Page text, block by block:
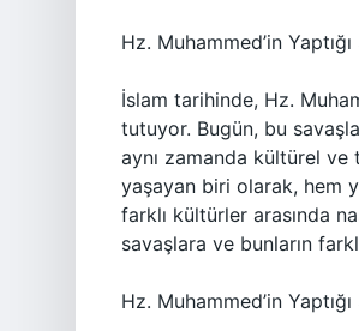
Hz. Muhammed’in
İslam tarihinde, Hz.
tutuyor. Bugün, bu
aynı zamanda kültürel ve
yaşayan biri olarak, hem
farklı kültürler arasında
savaşlara ve bunların
Hz. Muhammed’in